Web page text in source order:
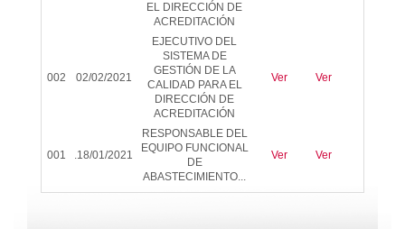
EL DIRECCIÓN DE
ACREDITACIÓN
002 02/02/2021
EJECUTIVO DEL
SISTEMA DE
GESTIÓN DE LA
CALIDAD PARA EL
DIRECCIÓN DE
ACREDITACIÓN
Ver Ver
001 .18/01/2021
RESPONSABLE DEL
EQUIPO FUNCIONAL
DE
ABASTECIMIENTO...
Ver Ver